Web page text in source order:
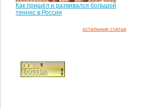
Как пришёл и развивался большой
теннис в России
остальные статьи